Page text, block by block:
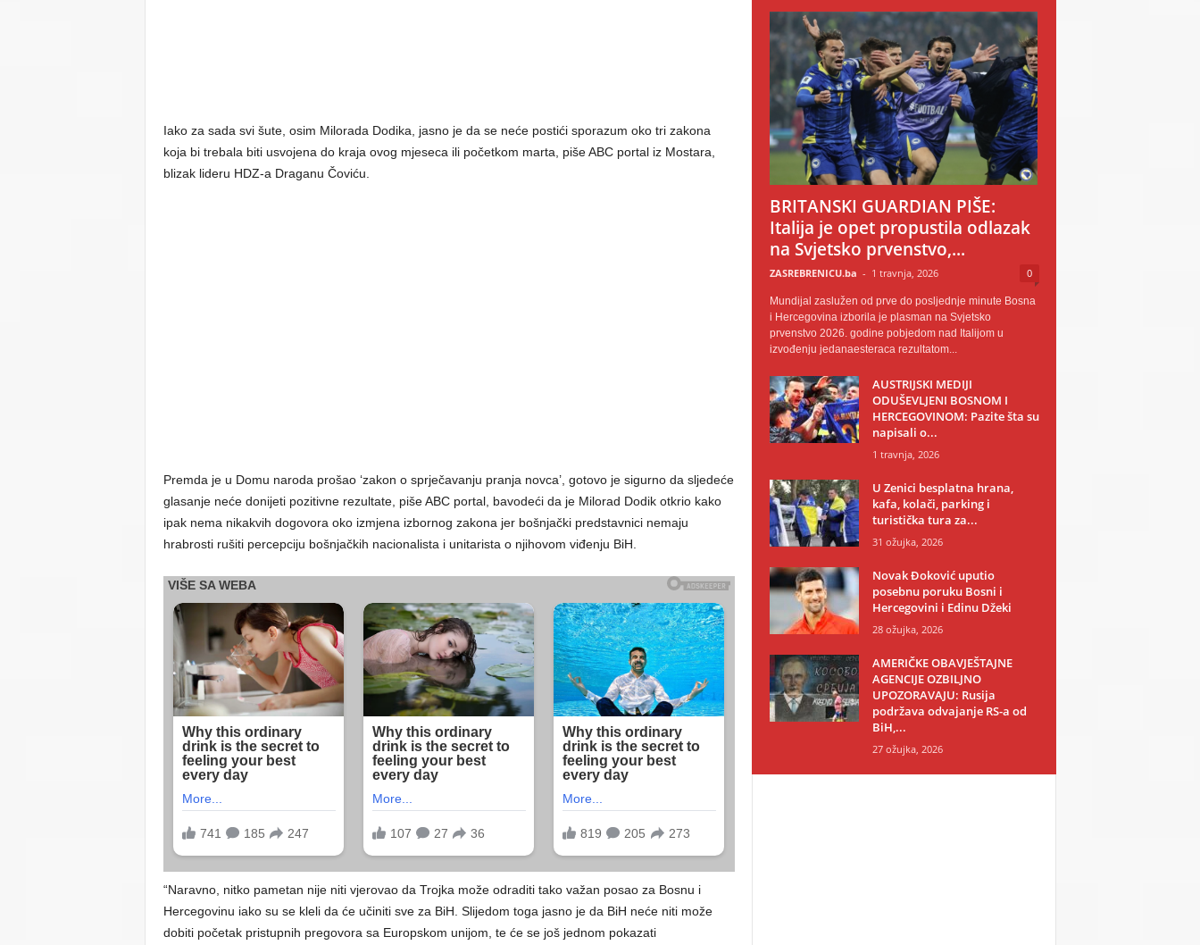
Iako za sada svi šute, osim Milorada Dodika, jasno je da se neće postići sporazum oko tri zakona
koja bi trebala biti usvojena do kraja ovog mjeseca ili početkom marta, piše ABC portal iz Mostara,
blizak lideru HDZ-a Draganu Čoviću.
Premda je u Domu naroda prošao ‘zakon o sprječavanju pranja novca’, gotovo je sigurno da sljedeće
glasanje neće donijeti pozitivne rezultate, piše ABC portal, bavodeći da je Milorad Dodik otkrio kako
ipak nema nikakvih dogovora oko izmjena izbornog zakona jer bošnjački predstavnici nemaju
hrabrosti rušiti percepciju bošnjačkih nacionalista i unitarista o njihovom viđenju BiH.
“Naravno, nitko pametan nije niti vjerovao da Trojka može odraditi tako važan posao za Bosnu i
Hercegovinu iako su se kleli da će učiniti sve za BiH. Slijedom toga jasno je da BiH neće niti može
dobiti početak pristupnih pregovora sa Europskom unijom, te će se još jednom pokazati
BRITANSKI GUARDIAN PIŠE:
Italija je opet propustila odlazak
na Svjetsko prvenstvo,...
ZASREBRENICU.ba - 1 travnja, 2026 0
Mundijal zaslužen od prve do posljednje minute Bosna
i Hercegovina izborila je plasman na Svjetsko
prvenstvo 2026. godine pobjedom nad Italijom u
izvođenju jedanaesteraca rezultatom...
AUSTRIJSKI MEDIJI
ODUŠEVLJENI BOSNOM I
HERCEGOVINOM: Pazite šta su
napisali o...
1 travnja, 2026
U Zenici besplatna hrana,
kafa, kolači, parking i
turistička tura za...
31 ožujka, 2026
Novak Đoković uputio
posebnu poruku Bosni i
Hercegovini i Edinu Džeki
28 ožujka, 2026
AMERIČKE OBAVJEŠTAJNE
AGENCIJE OZBILJNO
UPOZORAVAJU: Rusija
podržava odvajanje RS-a od
BiH,...
27 ožujka, 2026